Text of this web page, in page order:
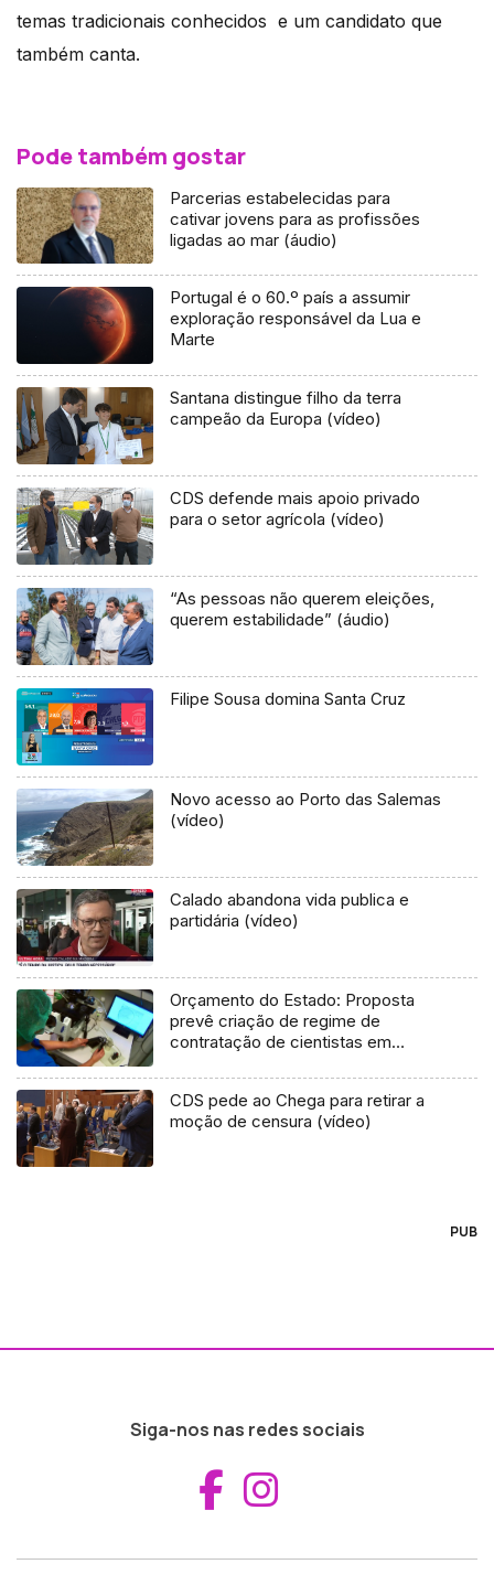
temas tradicionais conhecidos e um candidato que
também canta.
Pode também gostar
Parcerias estabelecidas para
cativar jovens para as profissões
ligadas ao mar (áudio)
Portugal é o 60.º país a assumir
exploração responsável da Lua e
Marte
Santana distingue filho da terra
campeão da Europa (vídeo)
CDS defende mais apoio privado
para o setor agrícola (vídeo)
“As pessoas não querem eleições,
querem estabilidade” (áudio)
Filipe Sousa domina Santa Cruz
Novo acesso ao Porto das Salemas
(vídeo)
Calado abandona vida publica e
partidária (vídeo)
Orçamento do Estado: Proposta
prevê criação de regime de
contratação de cientistas em
CDS pede ao Chega para retirar a
moção de censura (vídeo)
PUB
Siga-nos nas redes sociais
Aceder ao